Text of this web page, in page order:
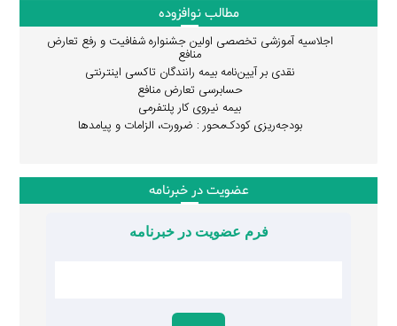
مطالب نوافزوده
اجلاسیه آموزشی تخصصی اولین جشنواره شفافیت و رفع تعارض
منافع
نقدی بر آیین‌نامه بیمه رانندگان تاکسی اینترنتی
حسابرسی تعارض منافع
بیمه نیروی کار پلتفرمی
بودجه‌ریزی کودک‌محور : ضرورت، الزامات و پیامدها
عضویت در خبرنامه
فرم عضویت در خبرنامه